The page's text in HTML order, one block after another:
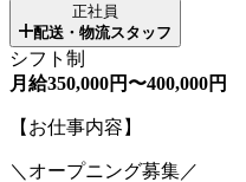
正社員
配送・物流スタッフ
シフト制
月給350,000円〜400,000円
【お仕事内容】
＼オープニング募集／